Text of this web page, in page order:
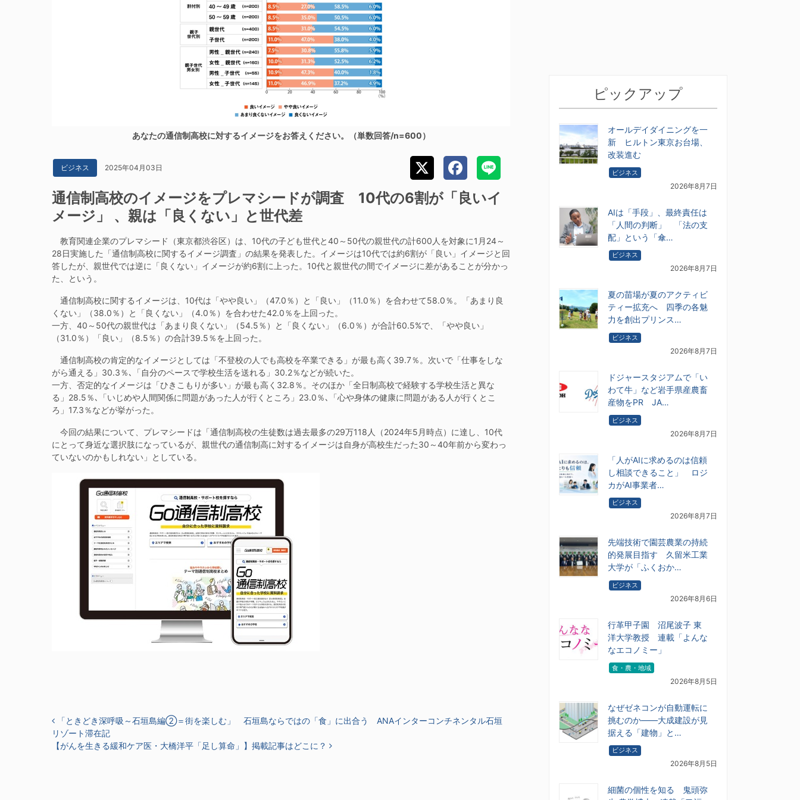
あなたの通信制高校に対するイメージをお答えください。（単数回答/n=600）
ビジネス 2025年04月03日
通信制高校のイメージをプレマシードが調査 10代の6割が「良いイ
メージ」 、親は「良くない」と世代差
教育関連企業のプレマシード（東京都渋谷区）は、10代の子ども世代と40～50代の親世代の計600人を対象に1月24～
28日実施した「通信制高校に関するイメージ調査」の結果を発表した。イメージは10代では約6割が「良い」イメージと回
答したが、親世代では逆に「良くない」イメージが約6割に上った。10代と親世代の間でイメージに差があることが分かっ
た、という。
通信制高校に関するイメージは、10代は「やや良い」（47.0％）と「良い」（11.0％）を合わせて58.0％。「あまり良
くない」（38.0％）と「良くない」（4.0％）を合わせた42.0％を上回った。
一方、40～50代の親世代は「あまり良くない」（54.5％）と「良くない」（6.0％）が合計60.5%で、「やや良い」
（31.0％）「良い」（8.5％）の合計39.5％を上回った。
通信制高校の肯定的なイメージとしては「不登校の人でも高校を卒業できる」が最も高く39.7％。次いで「仕事をしな
がら通える」30.3％､「自分のペースで学校生活を送れる」30.2％などが続いた。
一方、否定的なイメージは「ひきこもりが多い」が最も高く32.8％。そのほか「全日制高校で経験する学校生活と異な
る」28.5％､「いじめや人間関係に問題があった人が行くところ」23.0％､「心や身体の健康に問題がある人が行くとこ
ろ」17.3％などが挙がった。
今回の結果について、プレマシードは「通信制高校の生徒数は過去最多の29万118人（2024年5月時点）に達し、10代
にとって身近な選択肢になっているが、親世代の通信制高に対するイメージは自身が高校生だった30～40年前から変わっ
ていないのかもしれない」としている。
投稿ナビゲーション
「ときどき深呼吸～石垣島編②＝街を楽しむ」 石垣島ならではの「食」に出合う ANAインターコンチネンタル石垣
リゾート滞在記
【がんを生きる緩和ケア医・大橋洋平「足し算命」】掲載記事はどこに？
ピックアップ
オールデイダイニングを一
新 ヒルトン東京お台場、
改装進む
ビジネス
2026年8月7日
AIは「手段」、最終責任は
「人間の判断」 「法の支
配」という「傘…
ビジネス
2026年8月7日
夏の苗場が夏のアクティビ
ティー拡充へ 四季の各魅
力を創出プリンス…
ビジネス
2026年8月7日
ドジャースタジアムで「い
わて牛」など岩手県産農畜
産物をPR JA…
ビジネス
2026年8月7日
「人がAIに求めるのは信頼
し相談できること」 ロジ
カがAI事業者…
ビジネス
2026年8月7日
先端技術で園芸農業の持続
的発展目指す 久留米工業
大学が「ふくおか…
ビジネス
2026年8月6日
行革甲子園 沼尾波子 東
洋大学教授 連載「よんな
なエコノミー」
食・農・地域
2026年8月5日
なぜゼネコンが自動運転に
挑むのか――大成建設が見
据える「建物」と…
ビジネス
2026年8月5日
細菌の個性を知る 鬼頭弥